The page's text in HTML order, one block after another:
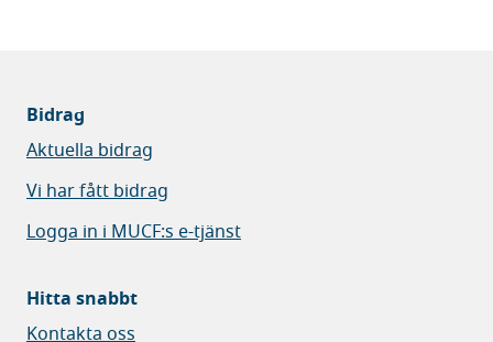
Bidrag
Aktuella bidrag
Vi har fått bidrag
Logga in i MUCF:s e-tjänst
Hitta snabbt
Kontakta oss